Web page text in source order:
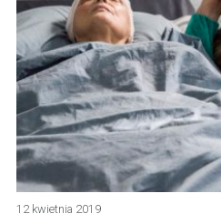
12 kwietnia 2019